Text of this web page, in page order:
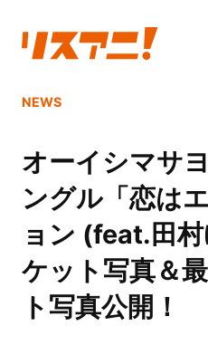
NEWS
オーイシマサ
ングル「恋は
ョン (feat.田
ケット写真＆
ト写真公開！